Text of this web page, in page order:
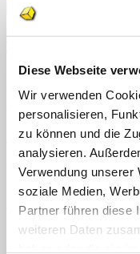
Diese Webseite
Wir verwenden
personalisieren,
zu können und die
analysieren.
Verwendung unserer
soziale Medien,
Partner führen diese
weiteren Daten
Home
Über uns
Shop
Info
News
Suchen nach:
Suchen nach:
Veröffentlicht11. Februar
TEACCH, Klettmappe,
rechts
Kommentare und
AGB Datenschutz